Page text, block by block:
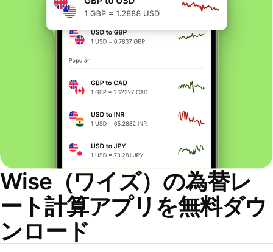
Wise（ワイズ）の為替レ
ート計算アプリを無料ダウ
ンロード